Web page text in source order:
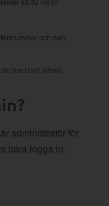
och den
har blivit Admin.
administratör för
bara logga in.